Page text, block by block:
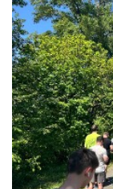
Zapomněli jste heslo?
Založit nový účet